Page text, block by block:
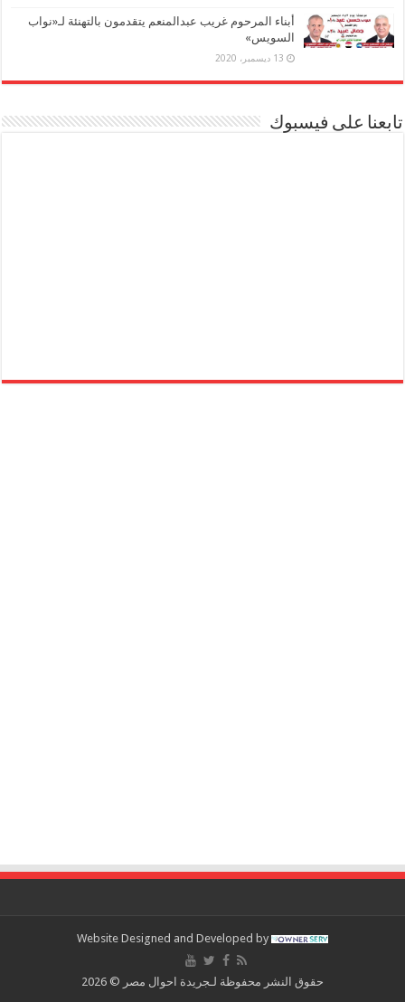
أبناء المرحوم غريب عبدالمنعم يتقدمون بالتهنئة لـ«نواب
السويس»
13 ديسمبر، 2020
تابعنا على فيسبوك
Website Designed and Developed by
حقوق النشر محفوظة لـجريدة احوال مصر © 2026